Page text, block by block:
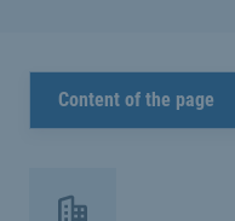
Content of the page